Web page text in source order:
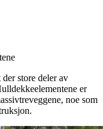
store deler av
er
noe som